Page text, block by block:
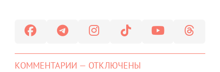
КОММЕНТАРИИ — ОТКЛЮЧЕНЫ